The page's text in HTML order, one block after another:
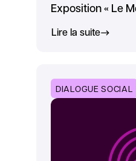
Exposition « Le
Lire la suite
DIALOGUE SOCIAL